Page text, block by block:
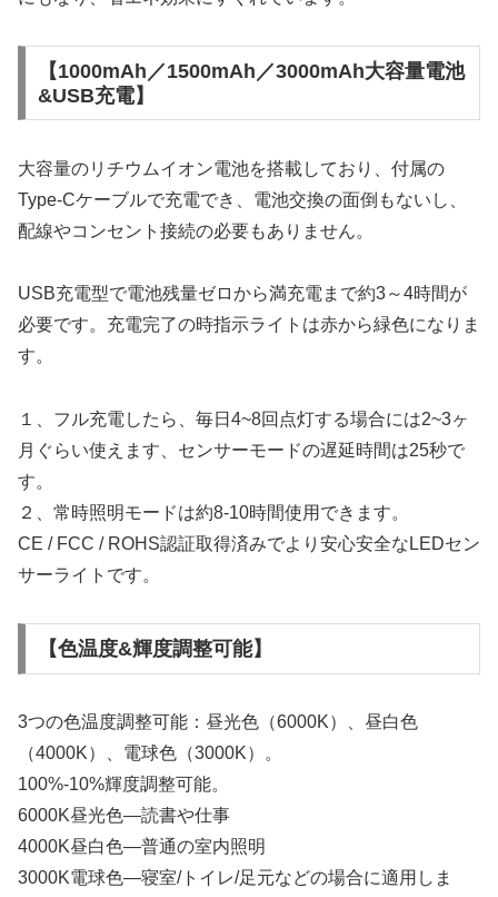
【1000mAh／1500mAh／3000mAh大容量電池
&USB充電】
大容量のリチウムイオン電池を搭載しており、付属の
Type-Cケーブルで充電でき、電池交換の面倒もないし、
配線やコンセント接続の必要もありません。
USB充電型で電池残量ゼロから満充電まで約3～4時間が
必要です。充電完了の時指示ライトは赤から緑色になりま
す。
１、フル充電したら、毎日4~8回点灯する場合には2~3ヶ
月ぐらい使えます、センサーモードの遅延時間は25秒で
す。
２、常時照明モードは約8-10時間使用できます。
CE / FCC / ROHS認証取得済みでより安心安全なLEDセン
サーライトです。
【色温度&輝度調整可能】
3つの色温度調整可能：昼光色（6000K）、昼白色
（4000K）、電球色（3000K）。
100%-10%輝度調整可能。
6000K昼光色―読書や仕事
4000K昼白色―普通の室内照明
3000K電球色―寝室/トイレ/足元などの場合に適用しま